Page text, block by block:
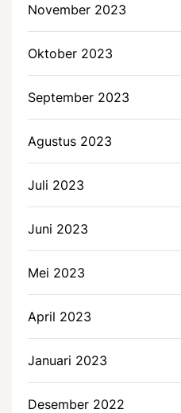
November 2023
Oktober 2023
September 2023
Agustus 2023
Juli 2023
Juni 2023
Mei 2023
April 2023
Januari 2023
Desember 2022